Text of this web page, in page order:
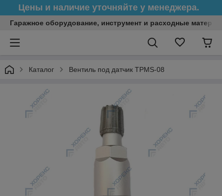
Цены и наличие уточняйте у менеджера.
Гаражное оборудование, инструмент и расходные
Каталог Вентиль под датчик TPMS-08